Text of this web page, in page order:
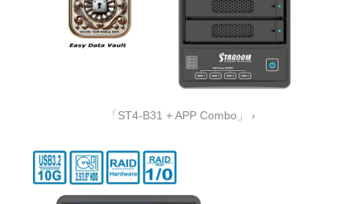
「ST4-B31 + APP Combo」 ›